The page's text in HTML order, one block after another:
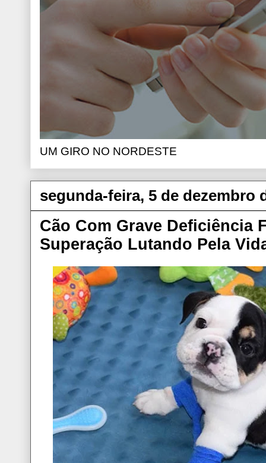
UM GIRO NO NORDESTE
segunda-feira, 5 de dezembro
Cão Com Grave Deficiência
Superação Lutando Pela